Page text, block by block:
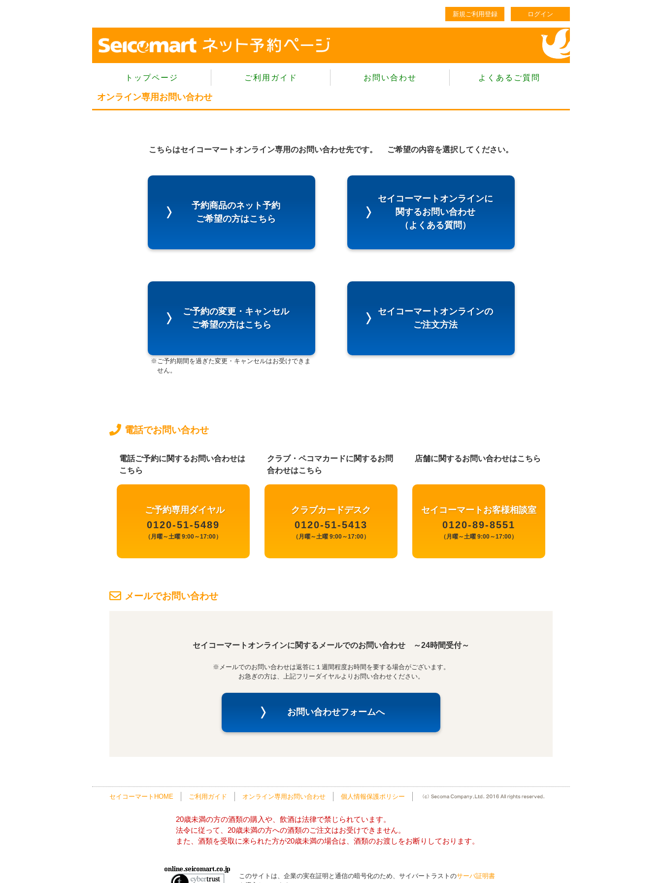
新規ご利用登録 ログイン
トップページ ご利用ガイド
個人情報保護方針
ご注文の確認・キャンセル
お問い合わせ よくあるご質問
オンライン専用お問い合わせ
こちらはセイコーマートオンライン専用のお問い合わせ先です。 ご希望の内容を選択してください。
予約商品のネット予約
ご希望の方はこちら
セイコーマートオンラインに
関するお問い合わせ
（よくある質問）
ご予約の変更・キャンセル
ご希望の方はこちら
※ご予約期間を過ぎた変更・キャンセルはお受けできま
せん。
セイコーマートオンラインの
ご注文方法
電話でお問い合わせ
電話ご予約に関するお問い合わせは
こちら
ご予約専用ダイヤル
0120-51-5489
（月曜～土曜 9:00～17:00）
クラブ・ペコマカードに関するお問
合わせはこちら
クラブカードデスク
0120-51-5413
（月曜～土曜 9:00～17:00）
店舗に関するお問い合わせはこちら
セイコーマートお客様相談室
0120-89-8551
（月曜～土曜 9:00～17:00）
メールでお問い合わせ
セイコーマートオンラインに関するメールでのお問い合わせ ～24時間受付～
※メールでのお問い合わせは返答に１週間程度お時間を要する場合がございます。
お急ぎの方は、上記フリーダイヤルよりお問い合わせください。
お問い合わせフォームへ
セイコーマートHOME ご利用ガイド オンライン専用お問い合わせ 個人情報保護ポリシー
20歳未満の方の酒類の購入や、飲酒は法律で禁じられています。
法令に従って、20歳未満の方への酒類のご注文はお受けできません。
また、酒類を受取に来られた方が20歳未満の場合は、酒類のお渡しをお断りしております。
このサイトは、企業の実在証明と通信の暗号化のため、サイバートラストのサーバ証明書